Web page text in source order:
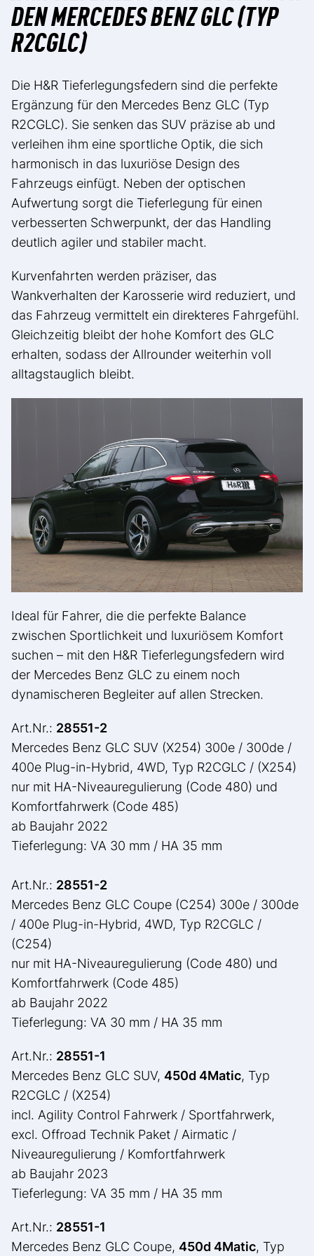
DEN MERCEDES BENZ GLC (TYP
R2CGLC)
Die H&R Tieferlegungsfedern sind die perfekte
Ergänzung für den Mercedes Benz GLC (Typ
R2CGLC). Sie senken das SUV präzise ab und
verleihen ihm eine sportliche Optik, die sich
harmonisch in das luxuriöse Design des
Fahrzeugs einfügt. Neben der optischen
Aufwertung sorgt die Tieferlegung für einen
verbesserten Schwerpunkt, der das Handling
deutlich agiler und stabiler macht.
Kurvenfahrten werden präziser, das
Wankverhalten der Karosserie wird reduziert, und
das Fahrzeug vermittelt ein direkteres Fahrgefühl.
Gleichzeitig bleibt der hohe Komfort des GLC
erhalten, sodass der Allrounder weiterhin voll
alltagstauglich bleibt.
Ideal für Fahrer, die die perfekte Balance
zwischen Sportlichkeit und luxuriösem Komfort
suchen – mit den H&R Tieferlegungsfedern wird
der Mercedes Benz GLC zu einem noch
dynamischeren Begleiter auf allen Strecken.
Art.Nr.: 28551-2
Mercedes Benz GLC SUV (X254) 300e / 300de /
400e Plug-in-Hybrid, 4WD, Typ R2CGLC / (X254)
nur mit HA-Niveauregulierung (Code 480) und
Komfortfahrwerk (Code 485)
ab Baujahr 2022
Tieferlegung: VA 30 mm / HA 35 mm
Art.Nr.: 28551-2
Mercedes Benz GLC Coupe (C254) 300e / 300de
/ 400e Plug-in-Hybrid, 4WD, Typ R2CGLC /
(C254)
nur mit HA-Niveauregulierung (Code 480) und
Komfortfahrwerk (Code 485)
ab Baujahr 2022
Tieferlegung: VA 30 mm / HA 35 mm
Art.Nr.: 28551-1
Mercedes Benz GLC SUV, 450d 4Matic, Typ
R2CGLC / (X254)
incl. Agility Control Fahrwerk / Sportfahrwerk,
excl. Offroad Technik Paket / Airmatic /
Niveauregulierung / Komfortfahrwerk
ab Baujahr 2023
Tieferlegung: VA 35 mm / HA 35 mm
Art.Nr.: 28551-1
Mercedes Benz GLC Coupe, 450d 4Matic, Typ